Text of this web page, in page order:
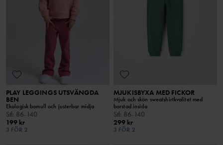
PLAY LEGGINGS UTSVÄNGDA
BEN
Ekologisk bomull och justerbar midja
Stl: 86-140
199 kr
3 FÖR 2
MJUKISBYXA MED FICKOR
Mjuk och skön sweatshirtkvalitet med
borstad insida
Stl: 86-140
299 kr
3 FÖR 2